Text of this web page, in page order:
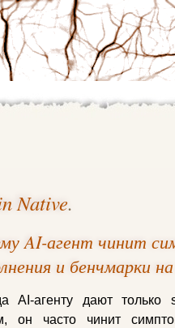
Native.
AI-агент чинит
и бенчмарки
AI-агенту дают
он часто чинит